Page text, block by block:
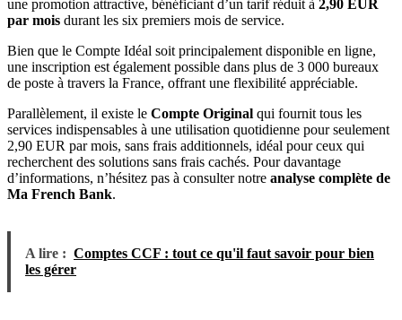
une promotion attractive, bénéficiant d’un tarif réduit à 2,90 EUR
par mois durant les six premiers mois de service.
Bien que le Compte Idéal soit principalement disponible en ligne,
une inscription est également possible dans plus de 3 000 bureaux
de poste à travers la France, offrant une flexibilité appréciable.
Parallèlement, il existe le Compte Original qui fournit tous les
services indispensables à une utilisation quotidienne pour seulement
2,90 EUR par mois, sans frais additionnels, idéal pour ceux qui
recherchent des solutions sans frais cachés. Pour davantage
d’informations, n’hésitez pas à consulter notre analyse complète de
Ma French Bank.
A lire : Comptes CCF : tout ce qu'il faut savoir pour bien
les gérer